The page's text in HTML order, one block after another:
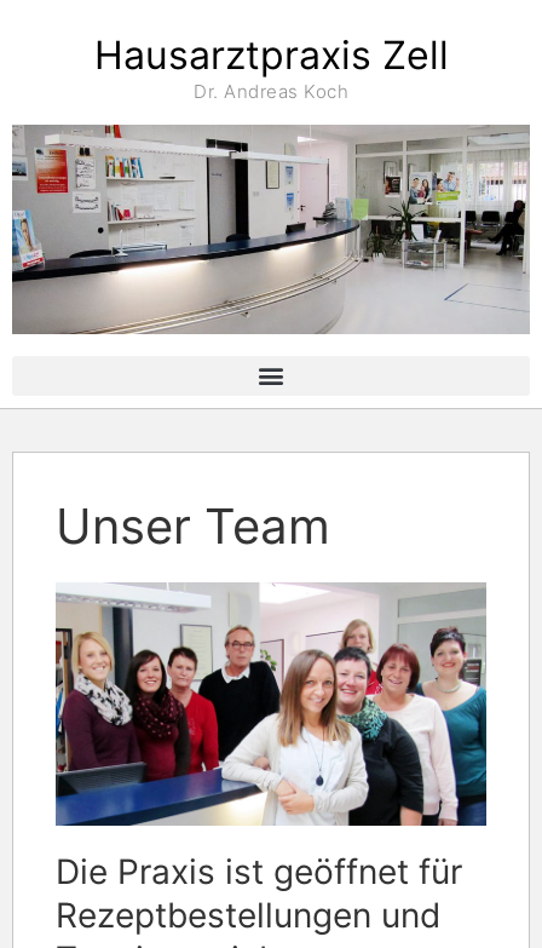
Hausarztpraxis Zell
Dr. Andreas Koch
Unser Team
Die Praxis ist geöffnet für
Rezeptbestellungen und